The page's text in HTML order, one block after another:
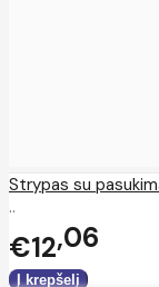
Strypas su
..
€12 06